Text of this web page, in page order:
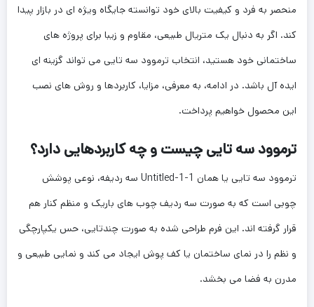
منحصر به فرد و کیفیت بالای خود توانسته جایگاه ویژه ای در بازار پیدا
کند. اگر به دنبال یک متریال طبیعی، مقاوم و زیبا برای پروژه های
ساختمانی خود هستید، انتخاب ترموود سه تایی می تواند گزینه ای
ایده آل باشد. در ادامه، به معرفی، مزایا، کاربردها و روش های نصب
این محصول خواهیم پرداخت.
ترموود سه تایی چیست و چه کاربردهایی دارد؟
ترموود سه تایی یا همان Untitled-1-1 سه ردیفه، نوعی پوشش
چوبی است که به صورت سه ردیف چوب های باریک و منظم کنار هم
قرار گرفته اند. این فرم طراحی شده به صورت چندتایی، حس یکپارچگی
و نظم را در نمای ساختمان یا کف پوش ایجاد می کند و نمایی طبیعی و
مدرن به فضا می بخشد.